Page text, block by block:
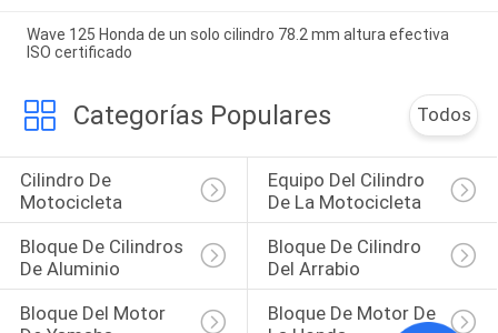
Wave 125 Honda de un solo cilindro 78.2 mm altura efectiva
ISO certificado
Categorías Populares Todos
Cilindro De
Motocicleta
Equipo Del Cilindro
De La Motocicleta
Bloque De Cilindros
De Aluminio
Bloque De Cilindro
Del Arrabio
Bloque Del Motor
Bloque De Motor De